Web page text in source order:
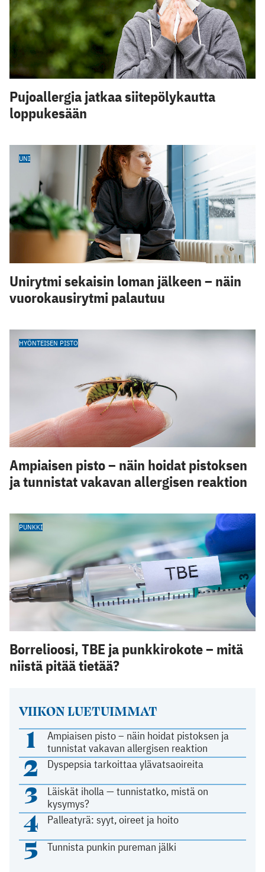
VIIKON LUETUIMMAT
1
Ampiaisen pisto – näin hoidat pistoksen ja
tunnistat vakavan allergisen reaktion
2 Dyspepsia tarkoittaa ylävatsaoireita
3
Läiskät iholla — tunnistatko, mistä on
kysymys?
4 Palleatyrä: syyt, oireet ja hoito
5 Tunnista punkin pureman jälki
Pujoallergia jatkaa siitepölykautta
loppukesään
UNI
Unirytmi sekaisin loman jälkeen – näin
vuorokausirytmi palautuu
HYÖNTEISEN PISTO
Ampiaisen pisto – näin hoidat pistoksen
ja tunnistat vakavan allergisen reaktion
PUNKKI
Borrelioosi, TBE ja punkkirokote – mitä
niistä pitää tietää?